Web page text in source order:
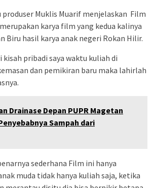
Muklis Muarif menjelaskan Film
karya film yang kedua kalinya
Biru hasil karya anak negeri Rokan Hilir.
pribadi saya waktu kuliah di
dan pemikiran baru maka lahirlah
Drainase Depan PUPR Magetan
Sampah dari
sederhana Film ini hanya
muda tidak hanya kuliah saja, ketika